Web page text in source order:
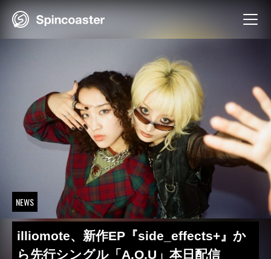
NEWS
illiomote、新作EP『side_effects+』か
ら先行シングル「A.O.U」本日配信